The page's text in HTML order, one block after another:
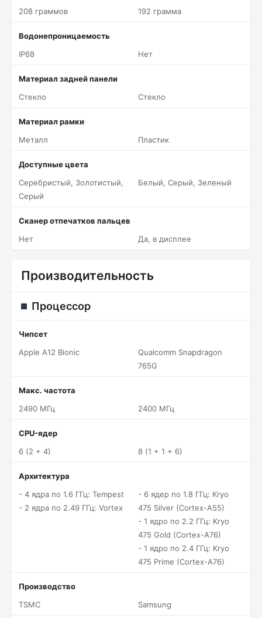
208 граммов 192 грамма
Водонепроницаемость
IP68
Нет
Материал задней панели
Стекло
Стекло
Материал рамки
Металл
Пластик
Доступные цвета
Серебристый, Золотистый,
Серый
Белый, Серый, Зеленый
Сканер отпечатков пальцев
Нет
Да, в дисплее
Производительность
Процессор
Чипсет
Apple A12 Bionic
Qualcomm Snapdragon
765G
Макс. частота
2490 МГц
2400 МГц
CPU-ядер
6 (2 + 4)
8 (1 + 1 + 6)
Архитектура
- 4 ядра по 1.6 ГГц: Tempest
- 2 ядра по 2.49 ГГц: Vortex
- 6 ядер по 1.8 ГГц: Kryo
475 Silver (Cortex-A55)
- 1 ядро по 2.2 ГГц: Kryo
475 Gold (Cortex-A76)
- 1 ядро по 2.4 ГГц: Kryo
475 Prime (Cortex-A76)
Производство
TSMC
Samsung